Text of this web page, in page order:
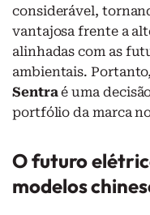
considerável,
vantajosa frente a
alinhadas com as
ambientais.
Sentraé uma
portfólio da marca
O futuro
modelos